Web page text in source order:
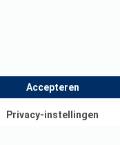
Voorwaarden